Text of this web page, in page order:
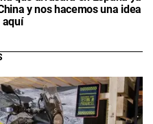
y nos hacemos una idea
aquí